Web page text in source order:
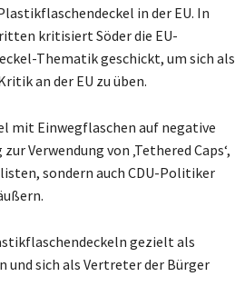
in der EU. In
kritisiert Söder die EU-
Thematik geschickt, um sich als
an der EU zu üben.
mit Einwegflaschen auf negative
Verwendung von ‚Tethered Caps‘,
sondern auch CDU-Politiker
gezielt als
sich als Vertreter der Bürger